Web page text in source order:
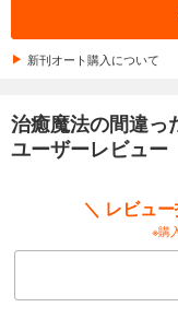
円 (税
あらすじ
新刊オート購入について
治癒魔法の間違
ユーザーレビュー
＼ レビュ
※購